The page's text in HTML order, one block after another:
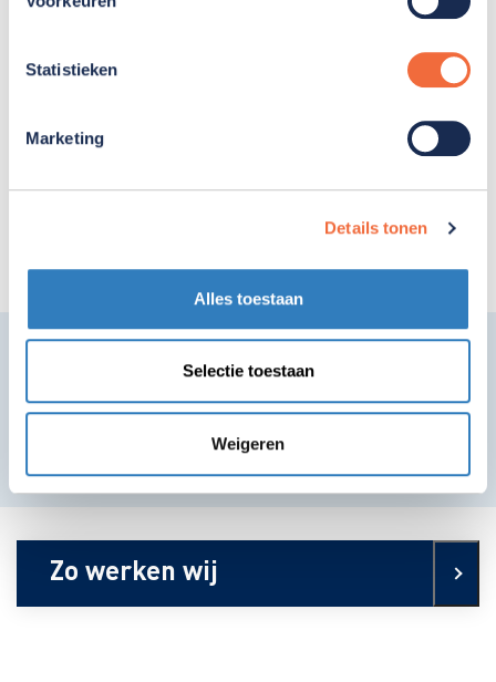
Statistieken
Marketing
Details tonen
Alles toestaan
Selectie toestaan
Weigeren
vertrouwenspersoon kan jou helpen. Dit boekje kan
Lees voor
Zo werken wij